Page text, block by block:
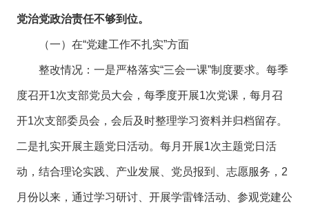
党治党政治责任不够到位。
（一）在“党建工作不扎实”方面
整改情况：一是严格落实“三会一课”制度要求。每季
度召开1次支部党员大会，每季度开展1次党课，每月召
开1次支部委员会，会后及时整理学习资料并归档留存。
二是扎实开展主题党日活动。每月开展1次主题党日活
动，结合理论实践、产业发展、党员报到、志愿服务，2
月份以来，通过学习研讨、开展学雷锋活动、参观党建公